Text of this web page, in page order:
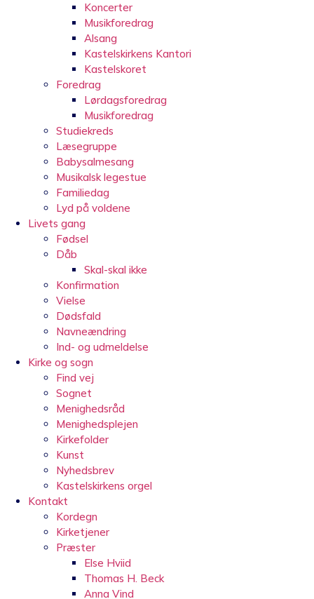
Koncerter
Musikforedrag
Alsang
Kastelskirkens Kantori
Kastelskoret
Foredrag
Lørdagsforedrag
Musikforedrag
Studiekreds
Læsegruppe
Babysalmesang
Musikalsk legestue
Familiedag
Lyd på voldene
Livets gang
Fødsel
Dåb
Skal-skal ikke
Konfirmation
Vielse
Dødsfald
Navneændring
Ind- og udmeldelse
Kirke og sogn
Find vej
Sognet
Menighedsråd
Menighedsplejen
Kirkefolder
Kunst
Nyhedsbrev
Kastelskirkens orgel
Kontakt
Kordegn
Kirketjener
Præster
Else Hviid
Thomas H. Beck
Anna Vind